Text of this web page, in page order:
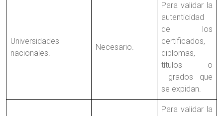
Universidades
nacionales.
Necesario.
Para validar la
autenticidad
de los
certificados,
diplomas,
títulos o
grados que
se expidan.
Para validar la